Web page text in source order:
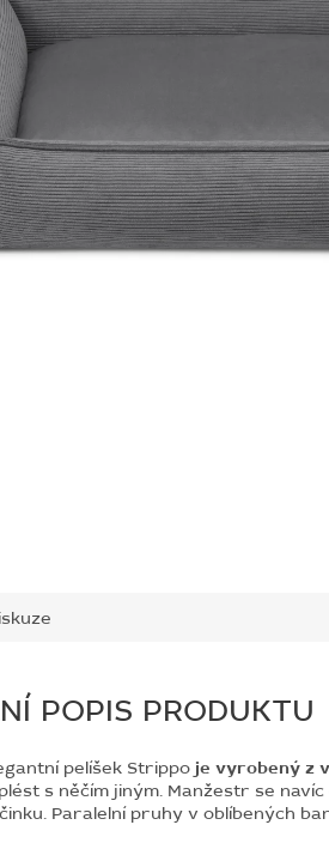
POPIS PRODUKTU
pelíšek Strippo je vyrobený z
s něčím jiným. Manžestr se
Paralelní pruhy v oblíbených